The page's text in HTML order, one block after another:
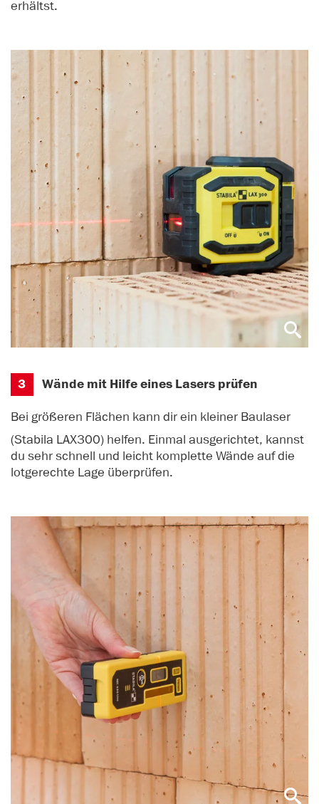
erhältst.
3 Wände mit Hilfe eines Lasers prüfen
Bei größeren Flächen kann dir ein kleiner Baulaser
(Stabila LAX300) helfen. Einmal ausgerichtet, kannst
du sehr schnell und leicht komplette Wände auf die
lotgerechte Lage überprüfen.